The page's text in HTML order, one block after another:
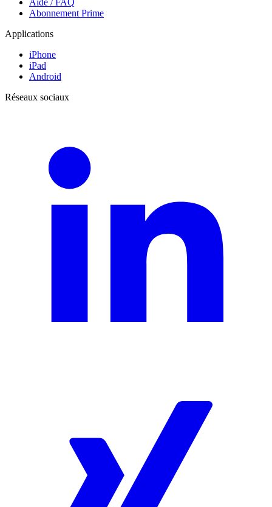
Aide / FAQ
Abonnement Prime
Applications
iPhone
iPad
Android
Réseaux sociaux